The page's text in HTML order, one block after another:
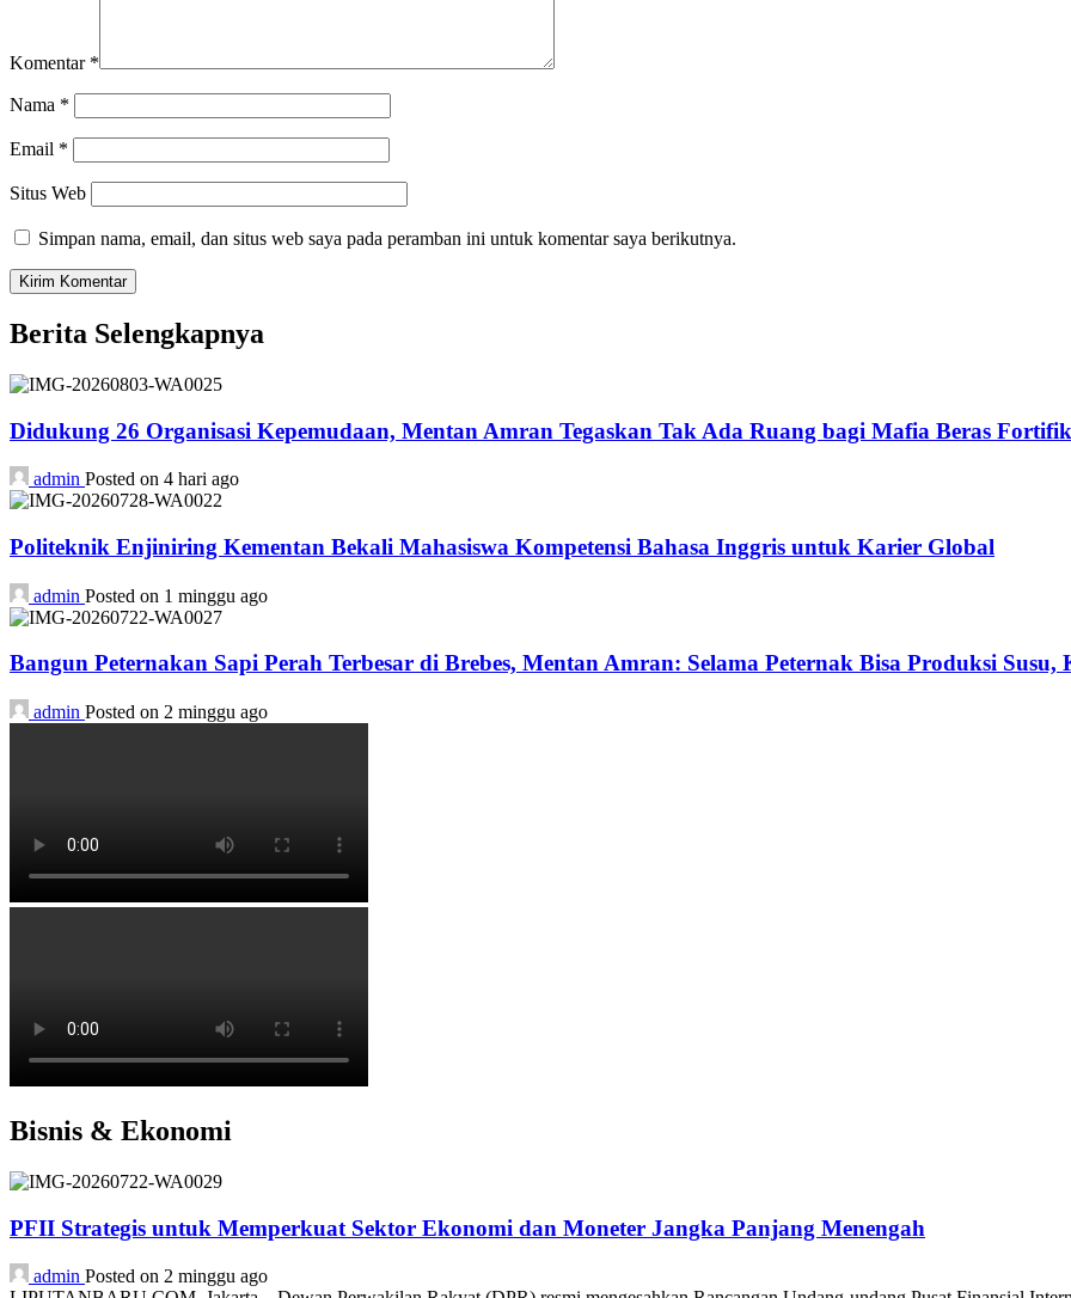
Komentar *
Nama *
Email *
Situs Web
Simpan nama, email, dan situs web saya pada peramban ini untuk komentar saya berikutnya.
Berita Selengkapnya
Didukung 26 Organisasi Kepemudaan, Mentan Amran Tegaskan Tak Ada Ruang bagi Mafia Beras
admin Posted on 4 hari ago
Politeknik Enjiniring Kementan Bekali Mahasiswa Kompetensi Bahasa Inggris untuk Karier Global
admin Posted on 1 minggu ago
Bangun Peternakan Sapi Perah Terbesar di Brebes, Mentan Amran: Selama Peternak Bisa Produksi
admin Posted on 2 minggu ago
Bisnis & Ekonomi
PFII Strategis untuk Memperkuat Sektor Ekonomi dan Moneter Jangka Panjang Menengah
admin Posted on 2 minggu ago